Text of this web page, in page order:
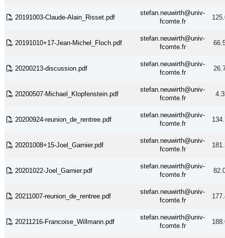
20191003-Claude-Alain_Risset.pdf
stefan.neuwirth@univ-
fcomte.fr
20191010+17-Jean-Michel_Floch.pdf
stefan.neuwirth@univ-
fcomte.fr
20200213-discussion.pdf
stefan.neuwirth@univ-
fcomte.fr
20200507-Michael_Klopfenstein.pdf
stefan.neuwirth@univ-
fcomte.fr
20200924-reunion_de_rentree.pdf
stefan.neuwirth@univ-
fcomte.fr
20201008+15-Joel_Garnier.pdf
stefan.neuwirth@univ-
fcomte.fr
20201022-Joel_Garnier.pdf
stefan.neuwirth@univ-
fcomte.fr
20211007-reunion_de_rentree.pdf
stefan.neuwirth@univ-
fcomte.fr
20211216-Francoise_Willmann.pdf
stefan.neuwirth@univ-
fcomte.fr